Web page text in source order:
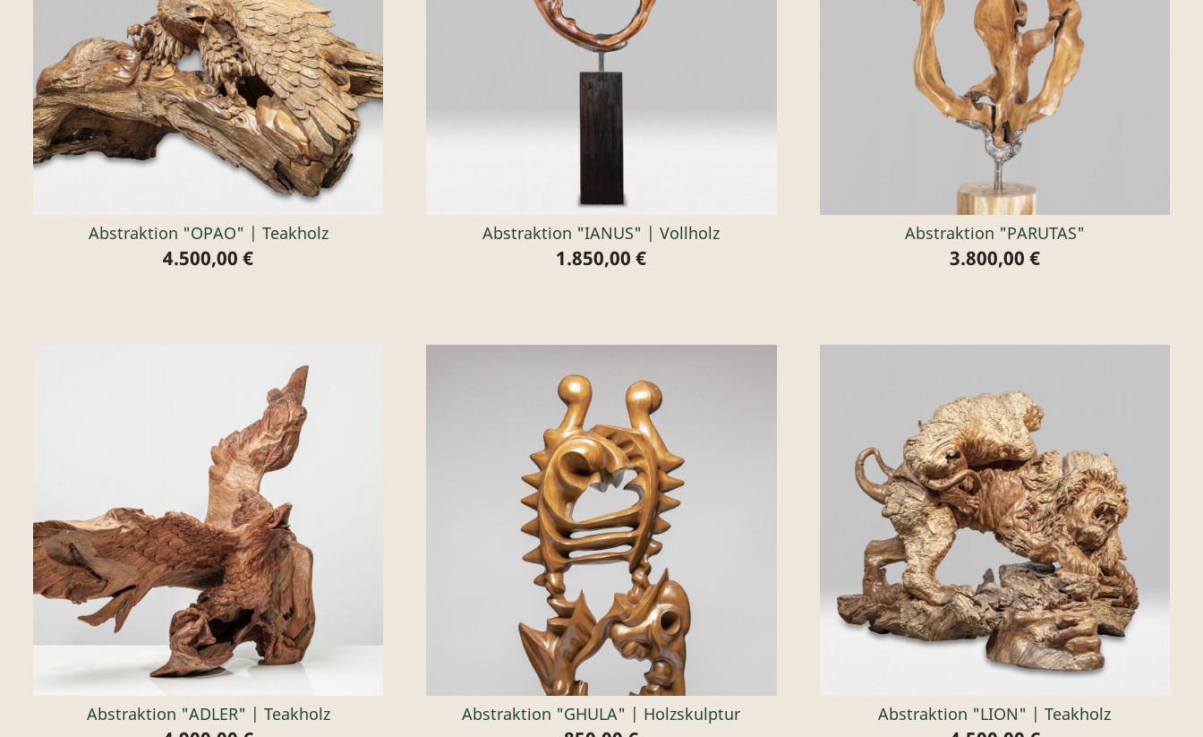
Abstraktion "OPAO" | Teakholz
Preis
4.500,00 €
Abstraktion "IANUS" | Vollholz
Preis
1.850,00 €
Abstraktion "PARUTAS"
Preis
3.800,00 €
Abstraktion "ADLER" | Teakholz Abstraktion "GHULA" | Holzskulptur Abstraktion "LION" | Teakholz